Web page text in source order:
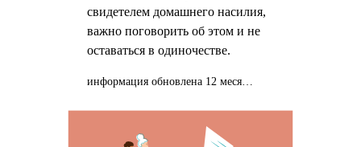
свидетелем домашнего насилия,
важно поговорить об этом и не
оставаться в одиночестве.
информация обновлена 12 месяцев назад